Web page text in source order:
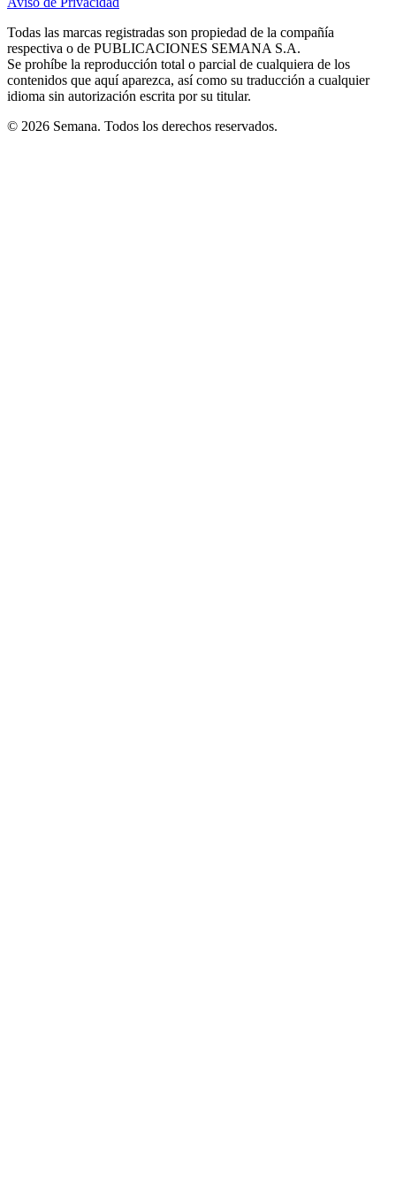
newnewnew
window
new
windowwindow
new
window
Todas las marcas registradas son propiedad de la compañía
respectiva o de PUBLICACIONES SEMANA S.A.
Se prohíbe la reproducción total o parcial de cualquiera de los
contenidos que aquí aparezca, así como su traducción a cualquier
idioma sin autorización escrita por su titular.
© 2026 Semana. Todos los derechos reservados.